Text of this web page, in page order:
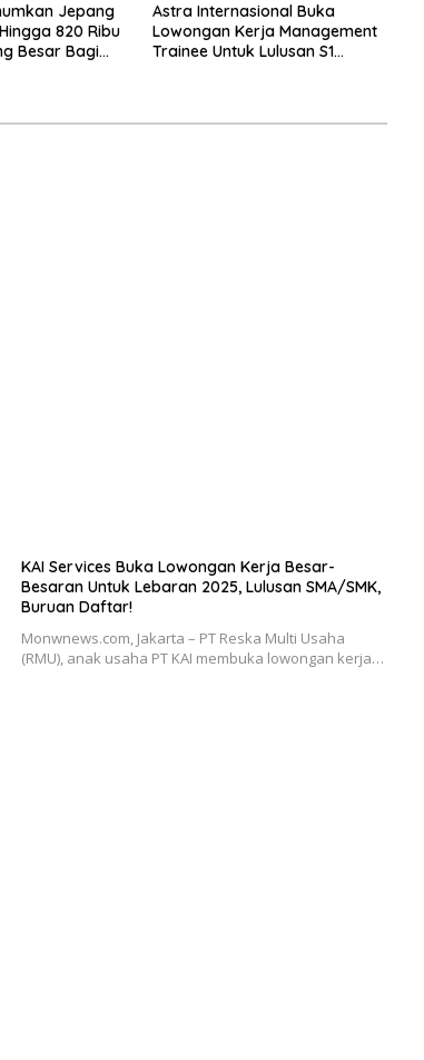
Jepang
820 Ribu
Besar Bagi
Astra Internasional Buka
Lowongan Kerja Management
Trainee Untuk Lulusan S1
KAI Services Buka Lowongan Kerja Besar-
Besaran Untuk Lebaran 2025, Lulusan SMA/SMK,
Buruan Daftar!
Monwnews.com, Jakarta – PT Reska Multi Usaha
(RMU), anak usaha PT KAI membuka lowongan kerja…